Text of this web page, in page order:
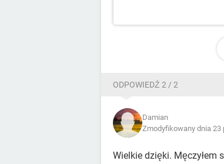
ODPOWIEDŹ 2 / 2
Damian
Zmodyfikowany dnia 23
Wielkie dzięki. Męczyłem